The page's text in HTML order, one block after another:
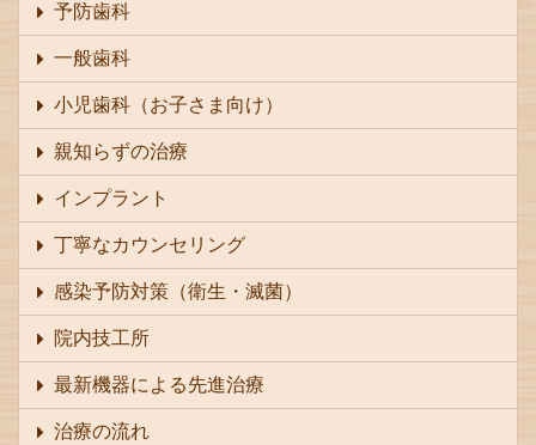
予防歯科
一般歯科
小児歯科（お子さま向け）
親知らずの治療
インプラント
丁寧なカウンセリング
感染予防対策（衛生・滅菌）
院内技工所
最新機器による先進治療
治療の流れ